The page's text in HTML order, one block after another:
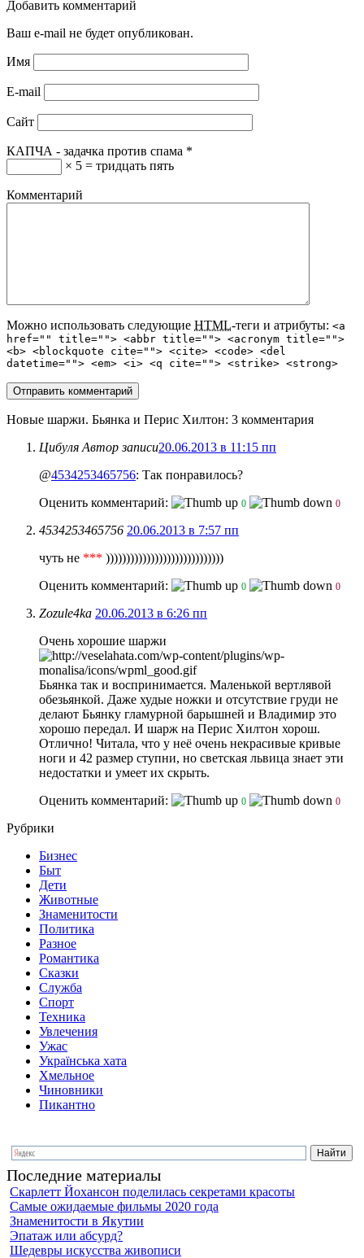
Добавить комментарий
Ваш e-mail не будет опубликован.
Имя
E-mail
Сайт
КАПЧА - задачка против спама *
× 5 = тридцать пять
Комментарий
Можно использовать следующие HTML-теги и атрибуты: <a
href="" title=""> <abbr title=""> <acronym title="">
<b> <blockquote cite=""> <cite> <code> <del
datetime=""> <em> <i> <q cite=""> <strike> <strong>
Новые шаржи. Бьянка и Перис Хилтон: 3 комментария
Цибуля Автор записи20.06.2013 в 11:15 пп
@4534253465756: Так понравилось?
Оценить комментарий:
0 0
4534253465756 20.06.2013 в 7:57 пп
чуть не *** )))))))))))))))))))))))))))))
Оценить комментарий:
0 0
Zozule4ka 20.06.2013 в 6:26 пп
Очень хорошие шаржи
Бьянка так и воспринимается. Маленькой вертлявой
обезьянкой. Даже худые ножки и отсутствие груди не
делают Бьянку гламурной барышней и Владимир это
хорошо передал. И шарж на Перис Хилтон хорош.
Отлично! Читала, что у неё очень некрасивые кривые
ноги и 42 размер ступни, но светская львица знает эти
недостатки и умеет их скрыть.
Оценить комментарий:
0 0
Рубрики
Бизнес
Быт
Дети
Животные
Знаменитости
Политика
Разное
Романтика
Сказки
Служба
Спорт
Техника
Увлечения
Ужас
Українська хата
Хмельное
Чиновники
Пикантно
Последние материалы
Скарлетт Йохансон поделилась секретами красоты
Самые ожидаемые фильмы 2020 года
Знаменитости в Якутии
Эпатаж или абсурд?
Шедевры искусства живописи